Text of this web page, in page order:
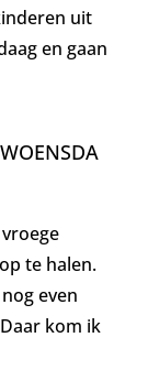
uit
en gaan
WOENSDA
te halen.
even
kom ik